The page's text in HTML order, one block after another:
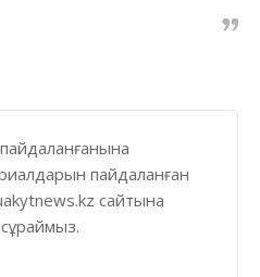
пайдаланған
сайтына